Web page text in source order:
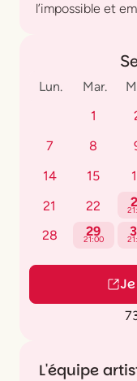
l’impossible et
Lun. Mar.
1
7
8
14
15
21
22
28
29
21:00
L'équipe